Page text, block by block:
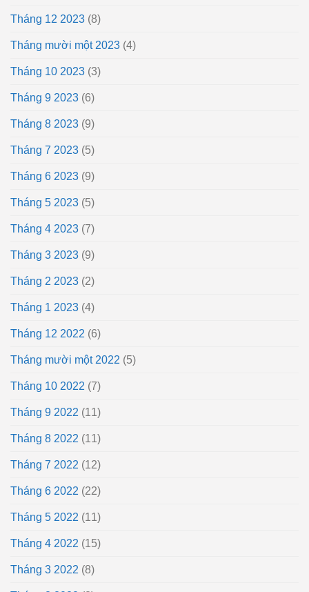
Tháng 12 2023 (8)
Tháng mười một 2023 (4)
Tháng 10 2023 (3)
Tháng 9 2023 (6)
Tháng 8 2023 (9)
Tháng 7 2023 (5)
Tháng 6 2023 (9)
Tháng 5 2023 (5)
Tháng 4 2023 (7)
Tháng 3 2023 (9)
Tháng 2 2023 (2)
Tháng 1 2023 (4)
Tháng 12 2022 (6)
Tháng mười một 2022 (5)
Tháng 10 2022 (7)
Tháng 9 2022 (11)
Tháng 8 2022 (11)
Tháng 7 2022 (12)
Tháng 6 2022 (22)
Tháng 5 2022 (11)
Tháng 4 2022 (15)
Tháng 3 2022 (8)